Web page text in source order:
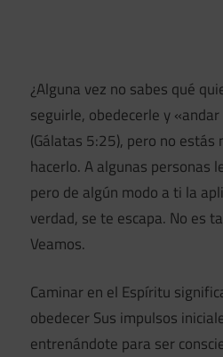
¿Alguna vez no sabes qué
seguirle, obedecerle y
(Gálatas 5:25), pero no estás
hacerlo. A algunas personas
pero de algún modo a ti la
verdad, se te escapa. No es
Veamos.
Caminar en el Espíritu
obedecer Sus impulsos
entrenándote para ser